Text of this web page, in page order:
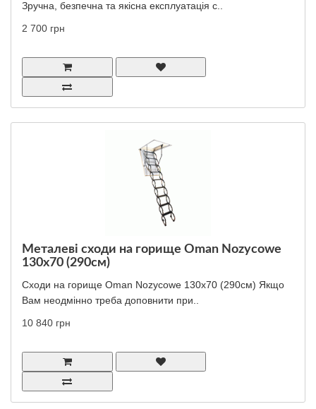
Зручна, безпечна та якісна експлуатація с..
2 700 грн
Металеві сходи на горище Oman Nozycowe
130x70 (290см)
Сходи на горище Oman Nozycowe 130x70 (290см) Якщо
Вам неодмінно треба доповнити при..
10 840 грн